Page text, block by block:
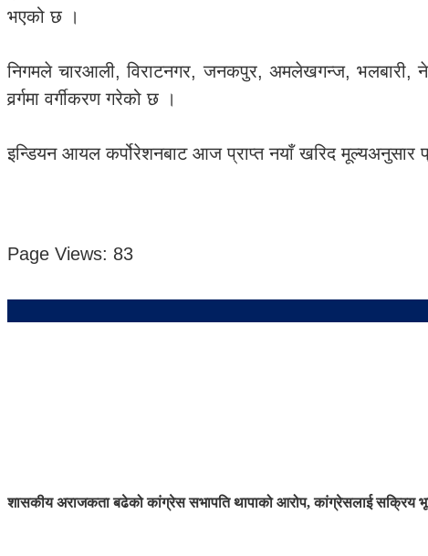
भएको छ ।
निगमले चारआली, विराटनगर, जनकपुर, अमलेखगन्ज, भलबारी,
वर्र्गमा वर्गीकरण गरेको छ ।
इन्डियन आयल कर्पोरेशनबाट आज प्राप्त नयाँ खरिद
Page Views: 83
शासकीय अराजकता बढेको कांग्रेस सभापति थापाको आरोप, कांग्रेसलाई सक्रिय